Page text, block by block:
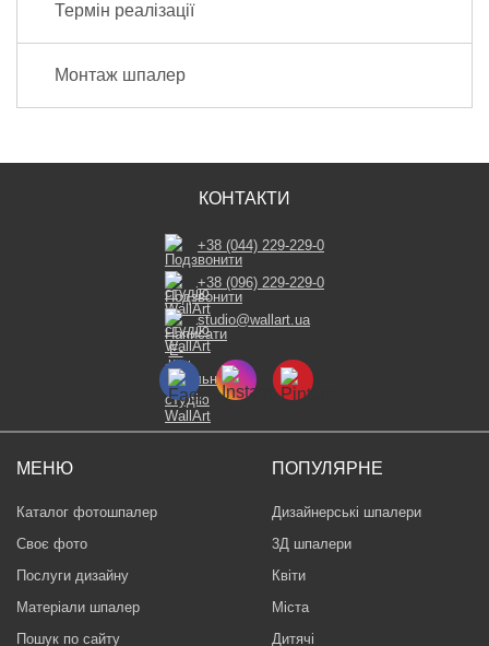
Термін реалізації
Монтаж шпалер
МЕНЮ
Каталог фотошпалер
Своє фото
Послуги дизайну
Матеріали шпалер
Пошук по сайту
ПОПУЛЯРНЕ
Дизайнерські шпалери
3Д шпалери
Квіти
Міста
Дитячі
КОНТАКТИ
+38 (044) 229-229-0
+38 (096) 229-229-0
studio@wallart.ua